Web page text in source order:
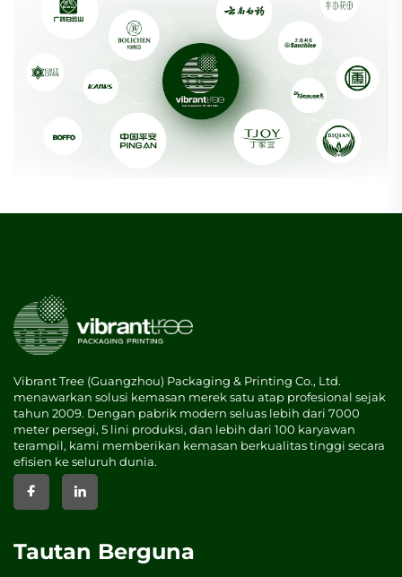
Vibrant Tree (Guangzhou) Packaging & Printing Co., Ltd.
menawarkan solusi kemasan merek satu atap profesional sejak
tahun 2009. Dengan pabrik modern seluas lebih dari 7000
meter persegi, 5 lini produksi, dan lebih dari 100 karyawan
terampil, kami memberikan kemasan berkualitas tinggi secara
efisien ke seluruh dunia.
Tautan Berguna